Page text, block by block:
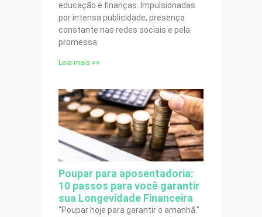
educação e finanças. Impulsionadas
por intensa publicidade, presença
constante nas redes sociais e pela
promessa
Leia mais >>
Poupar para aposentadoria:
10 passos para você garantir
sua Longevidade Financeira
“Poupar hoje para garantir o amanhã.”